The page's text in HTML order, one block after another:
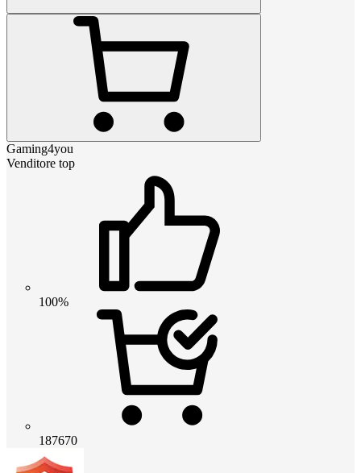
Gaming4you
Venditore top
100%
187670